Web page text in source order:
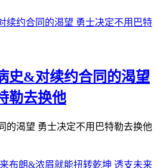
史&对续约合同的渴望
勒去换他
的渴望 勇士决定不用巴特勒去换他